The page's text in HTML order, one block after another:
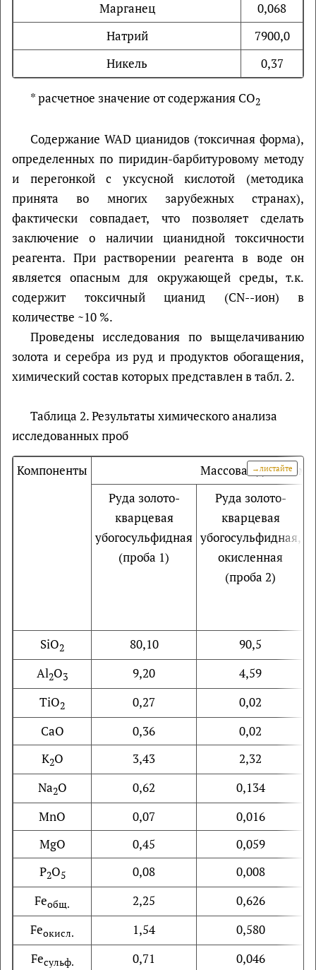
Марганец
0,068
Натрий
7900,0
Никель
0,37
* расчетное значение от содержания CO2
Содержание WAD цианидов (токсичная форма),
определенных по пиридин-барбитуровому методу
и перегонкой с уксусной кислотой (методика
принята во многих зарубежных странах),
фактически совпадает, что позволяет сделать
заключение о наличии цианидной токсичности
реагента. При растворении реагента в воде он
является опасным для окружающей среды, т.к.
содержит токсичный цианид (CN--ион) в
количестве ~10 %.
Проведены исследования по выщелачиванию
золота и серебра из руд и продуктов обогащения,
химический состав которых представлен в табл. 2.
Таблица 2. Результаты химического анализа
исследованных проб
Компоненты
Массовая доля
Руда золото-
кварцевая
убогосульфидная
(проба 1)
Руда золото-
кварцевая
убогосульфидная,
окисленная
(проба 2)
SiO2 80,10
90,5
Al2O3 9,20
4,59
TiO2 0,27
0,02
CaO
0,36
0,02
K2O 3,43
2,32
Na2O 0,62
0,134
MnO
0,07
0,016
MgO
0,45
0,059
P2O5 0,08
0,008
Feобщ. 2,25
0,626
Feокисл. 1,54
0,580
Feсульф. 0,71
0,046